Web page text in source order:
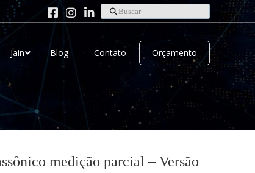
Buscar
Jain Blog Contato Orçamento
medição parcial – Versão